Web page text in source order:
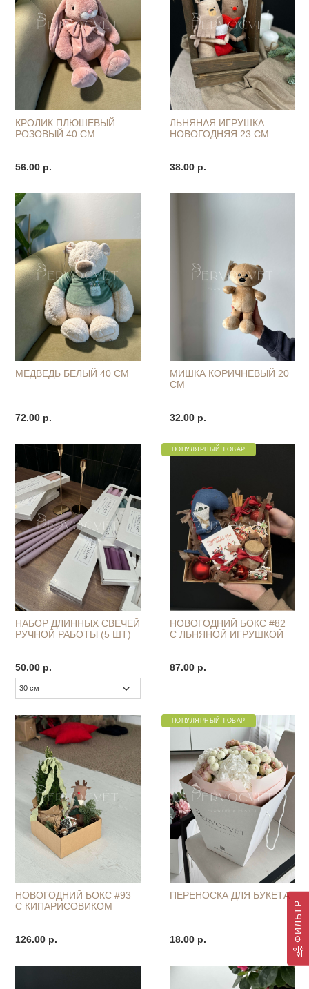
ФИЛЬТР
КРОЛИК ПЛЮШЕВЫЙ
РОЗОВЫЙ 40 СМ
56.00 р.
ЛЬНЯНАЯ ИГРУШКА
НОВОГОДНЯЯ 23 СМ
38.00 р.
МЕДВЕДЬ БЕЛЫЙ 40 СМ
72.00 р.
МИШКА КОРИЧНЕВЫЙ 20
СМ
32.00 р.
НАБОР ДЛИННЫХ СВЕЧЕЙ
РУЧНОЙ РАБОТЫ (5 ШТ)
50.00 р.
ПОПУЛЯРНЫЙ ТОВАР
НОВОГОДНИЙ БОКС #82
С ЛЬНЯНОЙ ИГРУШКОЙ
87.00 р.
НОВОГОДНИЙ БОКС #93
С КИПАРИСОВИКОМ
126.00 р.
ПОПУЛЯРНЫЙ ТОВАР
ПЕРЕНОСКА ДЛЯ БУКЕТА
18.00 р.